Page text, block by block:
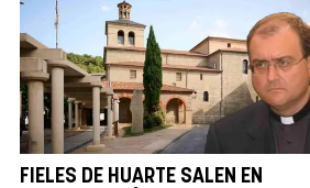
FIELES DE HUARTE SALEN EN